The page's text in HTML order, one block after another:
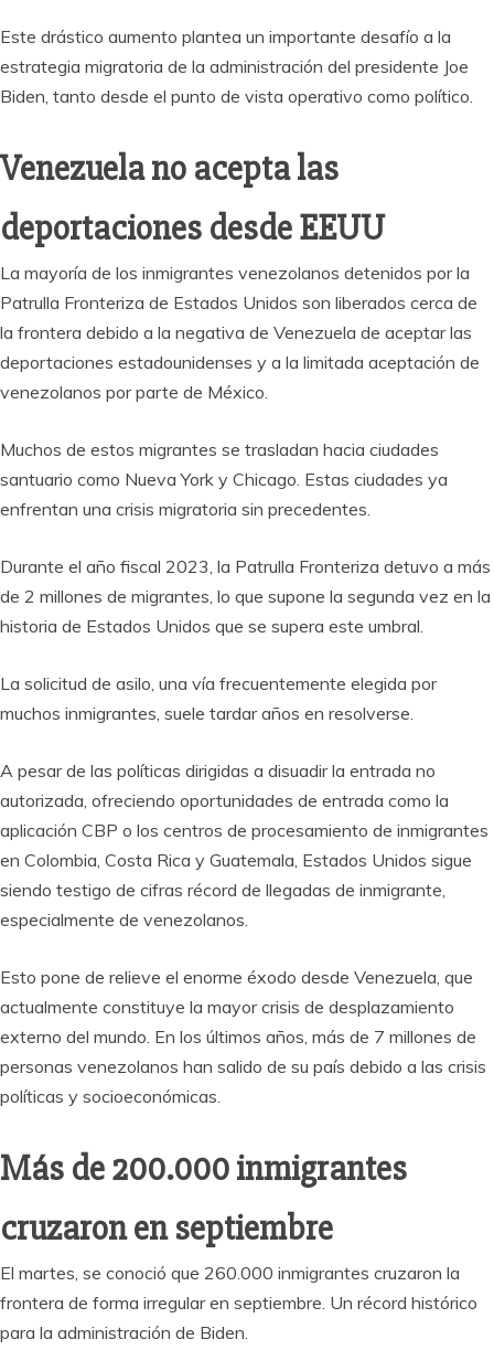
Este drástico aumento plantea un importante desafío a la
estrategia migratoria de la administración del presidente Joe
Biden, tanto desde el punto de vista operativo como político.
Venezuela no acepta las
deportaciones desde EEUU
La mayoría de los inmigrantes venezolanos detenidos por la
Patrulla Fronteriza de Estados Unidos son liberados cerca de
la frontera debido a la negativa de Venezuela de aceptar las
deportaciones estadounidenses y a la limitada aceptación de
venezolanos por parte de México.
Muchos de estos migrantes se trasladan hacia ciudades
santuario como Nueva York y Chicago. Estas ciudades ya
enfrentan una crisis migratoria sin precedentes.
Durante el año fiscal 2023, la Patrulla Fronteriza detuvo a más
de 2 millones de migrantes, lo que supone la segunda vez en la
historia de Estados Unidos que se supera este umbral.
La solicitud de asilo, una vía frecuentemente elegida por
muchos inmigrantes, suele tardar años en resolverse.
A pesar de las políticas dirigidas a disuadir la entrada no
autorizada, ofreciendo oportunidades de entrada como la
aplicación CBP o los centros de procesamiento de inmigrantes
en Colombia, Costa Rica y Guatemala, Estados Unidos sigue
siendo testigo de cifras récord de llegadas de inmigrante,
especialmente de venezolanos.
Esto pone de relieve el enorme éxodo desde Venezuela, que
actualmente constituye la mayor crisis de desplazamiento
externo del mundo. En los últimos años, más de 7 millones de
personas venezolanos han salido de su país debido a las crisis
políticas y socioeconómicas.
Más de 200.000 inmigrantes
cruzaron en septiembre
El martes, se conoció que 260.000 inmigrantes cruzaron la
frontera de forma irregular en septiembre. Un récord histórico
para la administración de Biden.